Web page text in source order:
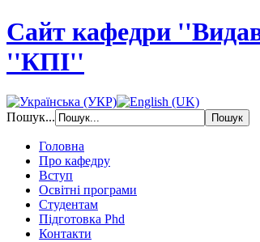
Сайт кафедри
''КПІ''
Пошук...
Головна
Про кафедру
Вступ
Освітні програми
Студентам
Підготовка Phd
Контакти